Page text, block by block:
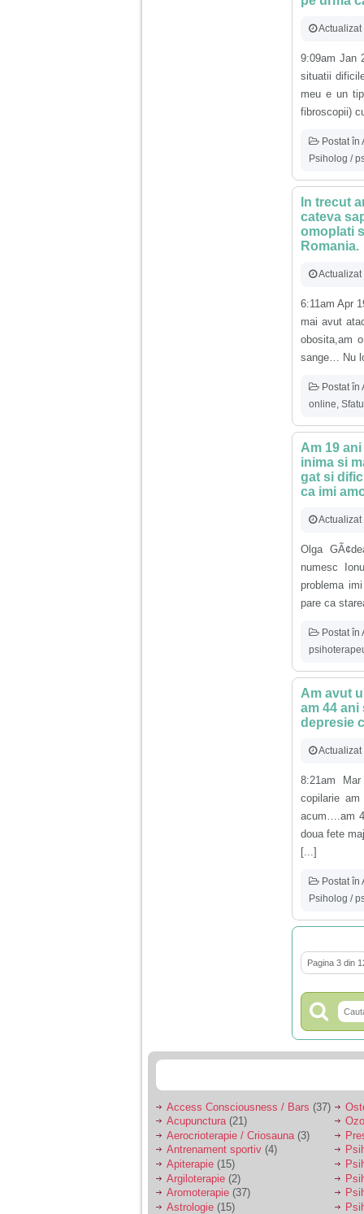
9:09am Jan
situatii
meu e un
fibroscopii)
Postat în
Psiholog /
In trecut
cateva
omoplati
Romania.
6:11am Apr
mai avut
obosita,am
sange… Nu
Postat în
online,
Am 19
inima si
gat si
ca imi
Olga
numesc
problema
pare ca
Postat în
Am avut
am 44
depresie
Actualizat
8:21am
copilarie
acum….am
doua fete
[...]
Postat în
Psiholog /
Pagina 3 din
Access Consciousness / Bars (37)
Acupunctura(21)
Aerocrioterapie / Criosauna (3)
Antrenament sportiv (4)
Apiterapie (15)
Argiloterapie (2)
Aromoterapie (37)
Astrologie (15)